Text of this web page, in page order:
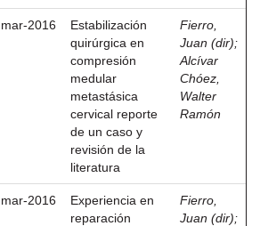
mar-2016
Estabilización
quirúrgica en
compresión
medular
metastásica
cervical reporte
de un caso y
revisión de la
literatura
Fierro,
Juan (dir);
Alcívar
Chóez,
Walter
Ramón
mar-2016
Experiencia en
reparación
Fierro,
Juan (dir);